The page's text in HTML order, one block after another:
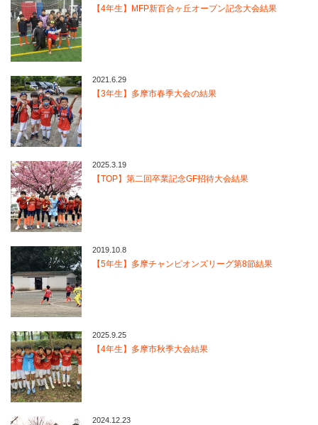
【4年生】MFP新百合ヶ丘オープン記念大会結果
2021.6.29
【3年生】多摩市春季大会の結果
2025.3.19
【TOP】第二回卒業記念GF招待大会結果
2019.10.8
【5年生】多摩チャンピオンズリーグ第8節結果
2025.9.25
【4年生】多摩市秋季大会結果
2024.12.23